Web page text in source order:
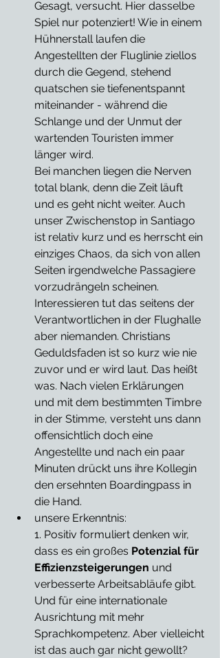
Gesagt, versucht. Hier dasselbe
Spiel nur potenziert! Wie in einem
Hühnerstall laufen die
Angestellten der Fluglinie ziellos
durch die Gegend, stehend
quatschen sie tiefenentspannt
miteinander - während die
Schlange und der Unmut der
wartenden Touristen immer
länger wird.
Bei manchen liegen die Nerven
total blank, denn die Zeit läuft
und es geht nicht weiter. Auch
unser Zwischenstop in Santiago
ist relativ kurz und es herrscht ein
einziges Chaos, da sich von allen
Seiten irgendwelche Passagiere
vorzudrängeln scheinen.
Interessieren tut das seitens der
Verantwortlichen in der Flughalle
aber niemanden. Christians
Geduldsfaden ist so kurz wie nie
zuvor und er wird laut. Das heißt
was. Nach vielen Erklärungen
und mit dem bestimmten Timbre
in der Stimme, versteht uns dann
offensichtlich doch eine
Angestellte und nach ein paar
Minuten drückt uns ihre Kollegin
den ersehnten Boardingpass in
die Hand.
unsere Erkenntnis:
1. Positiv formuliert denken wir,
dass es ein großes Potenzial für
Effizienzsteigerungen und
verbesserte Arbeitsabläufe gibt.
Und für eine internationale
Ausrichtung mit mehr
Sprachkompetenz. Aber vielleicht
ist das auch gar nicht gewollt?